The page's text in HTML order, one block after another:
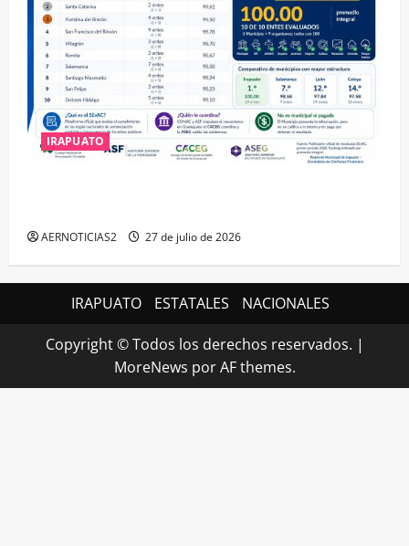
IRAPUATO
AERNOTICIAS2 27 de julio de 2026
IRAPUATO ESTATALES NACIONALES
Copyright © Todos los derechos reservados. |
MoreNews por AF themes.